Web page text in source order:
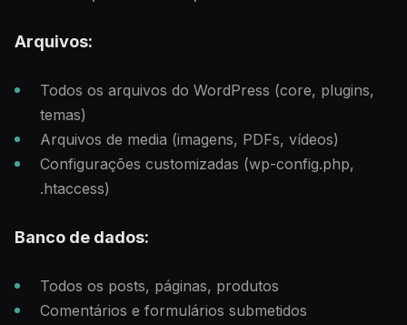
Arquivos:
Todos os arquivos do WordPress (core, plugins,
temas)
Arquivos de media (imagens, PDFs, vídeos)
Configurações customizadas (wp-config.php,
.htaccess)
Banco de dados:
Todos os posts, páginas, produtos
Comentários e formulários submetidos